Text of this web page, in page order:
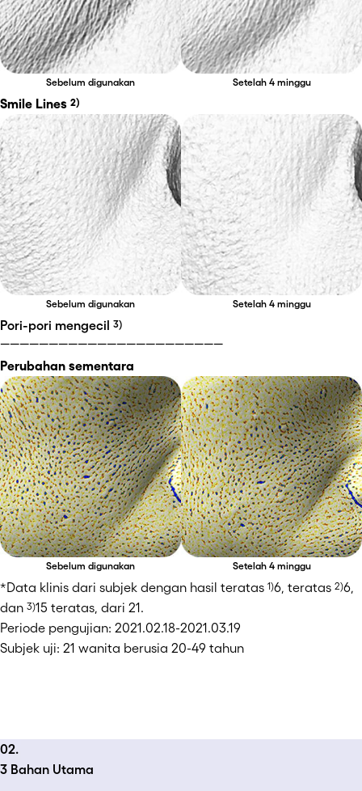
Sebelum digunakan Setelah 4 minggu
Smile Lines 2)
Sebelum digunakan Setelah 4 minggu
Pori-pori mengecil 3)
￣￣￣￣￣￣￣￣￣￣￣￣￣￣￣￣￣￣￣￣￣￣￣
Perubahan sementara
Sebelum digunakan Setelah 4 minggu
*Data klinis dari subjek dengan hasil teratas 1)6, teratas 2)6,
dan 3)15 teratas, dari 21.
Periode pengujian: 2021.02.18-2021.03.19
Subjek uji: 21 wanita berusia 20-49 tahun
02.
3 Bahan Utama